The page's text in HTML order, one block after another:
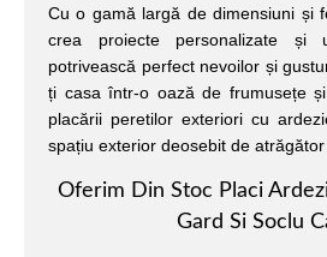
Cu o gamă largă de dimensiuni și
crea proiecte personalizate
potrivească perfect nevoilor și
ți casa într-o oază de frumusețe
placării peretilor exteriori cu
spațiu exterior deosebit de
Oferim Din Stoc Placi
Gard Si Soclu